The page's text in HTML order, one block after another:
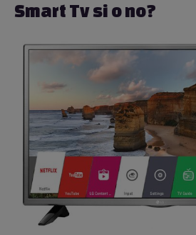
Smart Tv si o no?